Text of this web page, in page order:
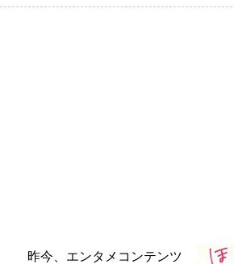
昨今、エンタメコンテンツ